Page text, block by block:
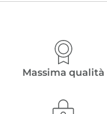
Massima qualità